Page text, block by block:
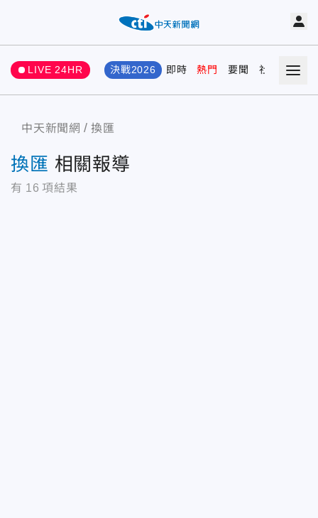
LIVE 24HR 決戰2026 即時 熱門 要聞 社會 娛樂
中天新聞網 換匯
換匯 相關報導
有 16 項結果